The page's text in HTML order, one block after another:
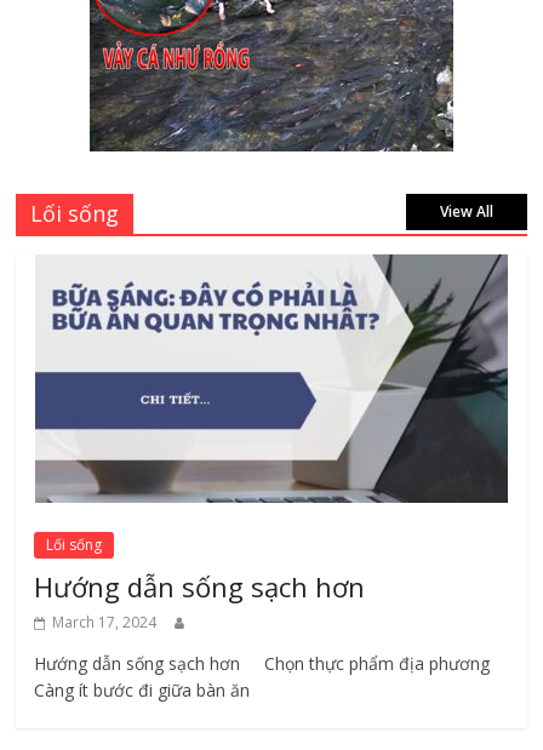
Mách bạn 7 địa chỉ sửa cửa nhôm kính
Tân Phú Tphcm tận nơi giá rẻ, uy tín
nhất hiện nay
August 5, 2026
Lối sống View All
Lối sống
Hướng dẫn sống sạch hơn
March 17, 2024
Hướng dẫn sống sạch hơn Chọn thực phẩm địa phương ​
Càng ít bước đi giữa bàn ăn